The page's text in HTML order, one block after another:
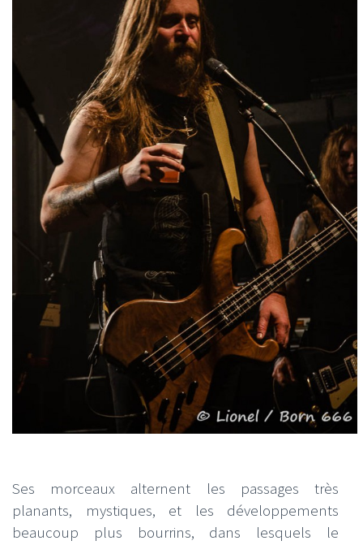
Ses morceaux alternent les passages très
planants, mystiques, et les développements
beaucoup plus bourrins, dans lesquels le